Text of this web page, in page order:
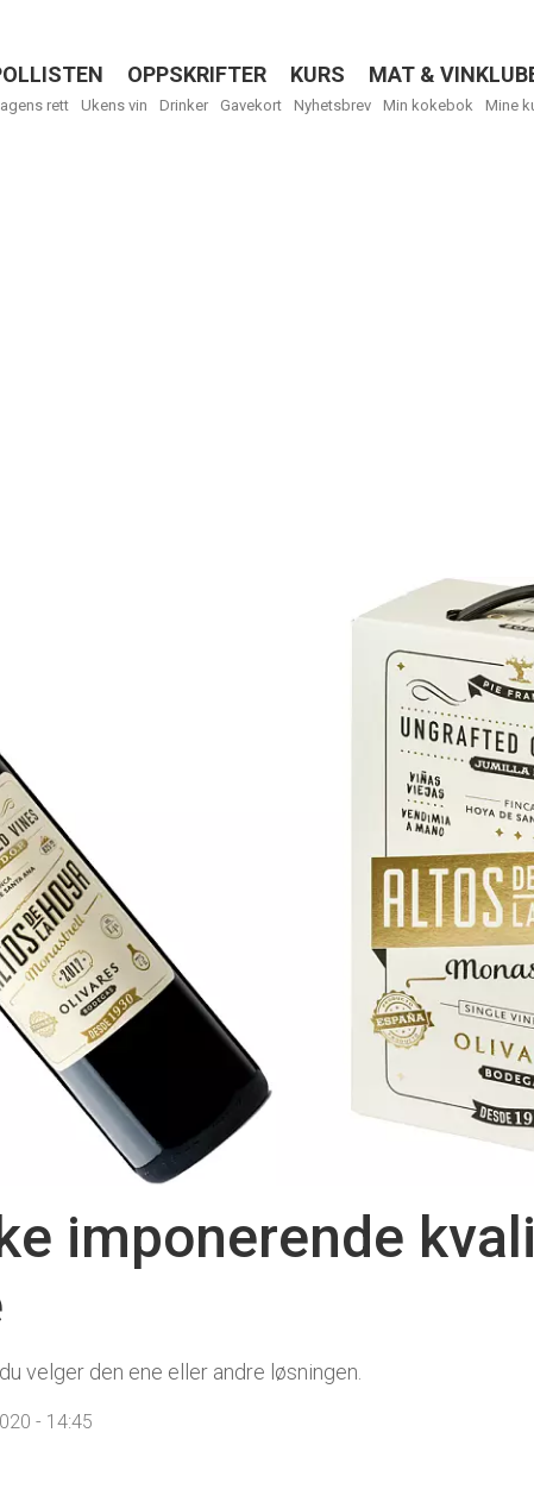
OPPSKRIFTER KURS MAT &
rett Ukens vin Drinker Gavekort Nyhetsbrev Min kokebok Mine
imponerende
velger den ene eller andre løsningen.
- 14:45